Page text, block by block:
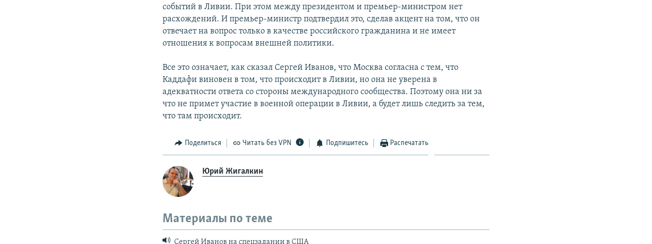
событий в Ливии. При этом между президентом и премьер-министром нет
расхождений. И премьер-министр подтвердил это, сделав акцент на том, что он
отвечает на вопрос только в качестве российского гражданина и не имеет
отношения к вопросам внешней политики.
Все это означает, как сказал Сергей Иванов, что Москва согласна с тем, что
Каддафи виновен в том, что происходит в Ливии, но она не уверена в
адекватности ответа со стороны международного сообщества. Поэтому она ни за
что не примет участие в военной операции в Ливии, а будет лишь следить за тем,
что там происходит.
Поделиться Читать без VPN Подпишитесь Распечатать
Юрий Жигалкин
Материалы по теме
Сергей Иванов на спецзадании в США